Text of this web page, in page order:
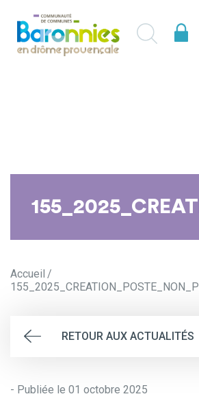
Accueil
RETOUR AUX ACTUALITÉS
- Publiée le 01 octobre 2025